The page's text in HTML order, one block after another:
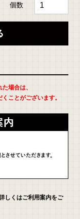
個数
場合は、
ことがございます。
しくはご利用案内をご